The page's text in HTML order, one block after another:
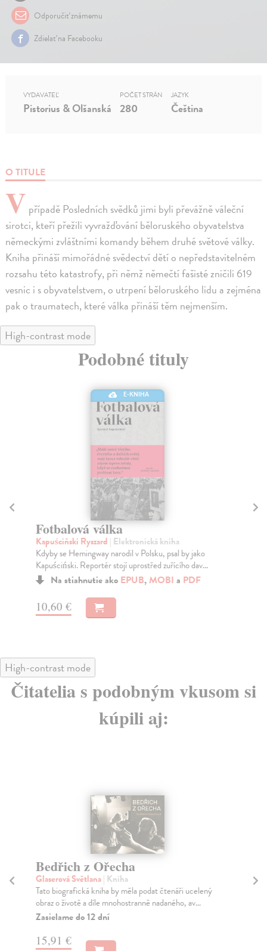
Odporučiť známemu
Zdielať na Facebooku
O TITULE
V případě Posledních svědků jimi byli převážně váleční
sirotci, kteří přežili vyvražďování běloruského obyvatelstva
německými zvláštními komandy během druhé světové války.
Kniha přináší mimořádné svědectví dětí o nepředstavitelném
rozsahu této katastrofy, při němž němečtí fašisté zničili 619
vesnic i s obyvatelstvem, o utrpení běloruského lidu a zejména
pak o traumatech, které válka přináší těm nejmenším.
VYDAVATEĽ
Pistorius & Olšanská
POČET STRÁN
280
JAZYK
Čeština
High-contrast mode
Podobné tituly
E-KNIHA
Fotbalová válka
Kapuściňski Ryszard | Elektronická kniha
Kdyby se Hemingway narodil v Polsku, psal by jako
Kapuściński. Reportér stojí uprostřed zuřícího dav...
Na stiahnutie ako EPUB,MOBI a PDF
10,60 €
High-contrast mode
Čitatelia s podobným vkusom si
kúpili aj:
Bedřich z Ořecha
Glaserová Světlana| Kniha
Tato biografická kniha by měla podat čtenáři ucelený
obraz o životě a díle mnohostranně nadaného, av...
Zasielame do 12 dní
15,91 €